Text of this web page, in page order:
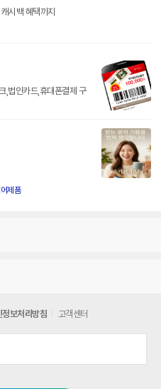
시백 혜택까지
,법인카드,휴대폰결제 구
제품
정보처리방침 고객센터